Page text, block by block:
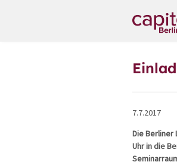
7.7.2017
Die Berliner
Uhr in die